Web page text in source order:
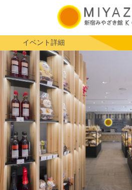
イベント詳細